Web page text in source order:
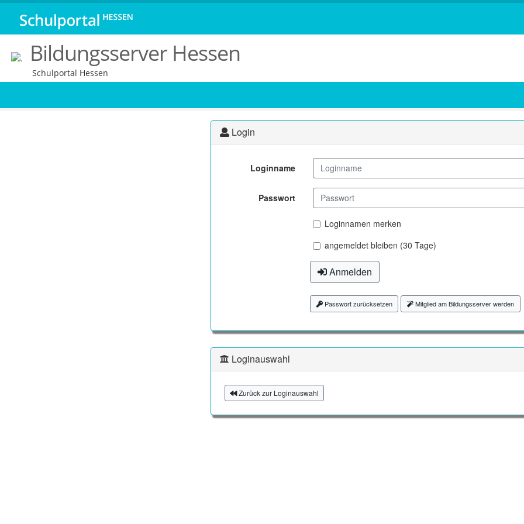
Bildungsserver Hessen
Schulportal Hessen
Login
Loginname
Passwort
Loginnamen merken
angemeldet bleiben (30 Tage)
Anmelden
Passwort zurücksetzen Mitglied am Bildungsserver werden
Loginauswahl
Zurück zur Loginauswahl